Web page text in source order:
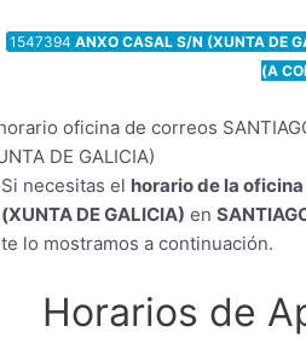
1547394ANXO CASAL S/N (XUNTA DE
(A
Si necesitas el horario de la
(XUNTA DE GALICIA) en
te lo mostramos a continuación.
Horarios de